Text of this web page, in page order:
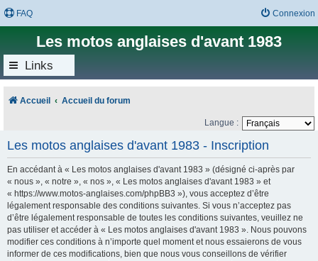
FAQ Connexion
Les motos anglaises d'avant 1983
Links
Accueil Accueil du forum
Langue :
Les motos anglaises d'avant 1983 - Inscription
En accédant à « Les motos anglaises d'avant 1983 » (désigné ci-après par
« nous », « notre », « nos », « Les motos anglaises d'avant 1983 » et
« https://www.motos-anglaises.com/phpBB3 »), vous acceptez d’être
légalement responsable des conditions suivantes. Si vous n’acceptez pas
d’être légalement responsable de toutes les conditions suivantes, veuillez ne
pas utiliser et accéder à « Les motos anglaises d'avant 1983 ». Nous pouvons
modifier ces conditions à n’importe quel moment et nous essaierons de vous
informer de ces modifications, bien que nous vous conseillons de vérifier